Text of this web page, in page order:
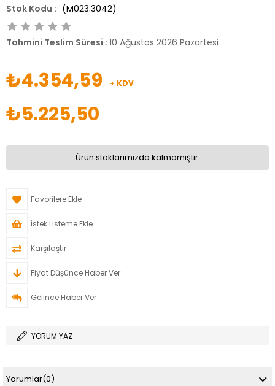
(M023.3042)
Tahmini Teslim Süresi : 10 Ağustos 2026 Pazartesi
₺4.354,59 + KDV
₺5.225,50
Ürün stoklarımızda kalmamıştır.
Favorilere Ekle
İstek Listeme Ekle
Karşılaştır
Fiyat Düşünce Haber Ver
Gelince Haber Ver
YORUM YAZ
Yorumlar(0)